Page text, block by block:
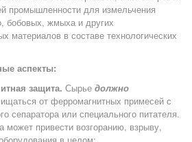
промышленности для измельчения
бобовых, жмыха и других
материалов в составе технологических
аспекты:
защита. Сырье должно
от ферромагнитных примесей с
сепаратора или специального питателя.
может привести возгоранию, взрыву,